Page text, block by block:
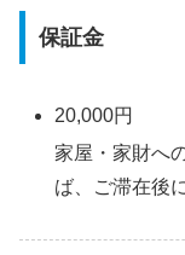
保証金
20,000円
家屋・家財へ
ば、ご滞在後